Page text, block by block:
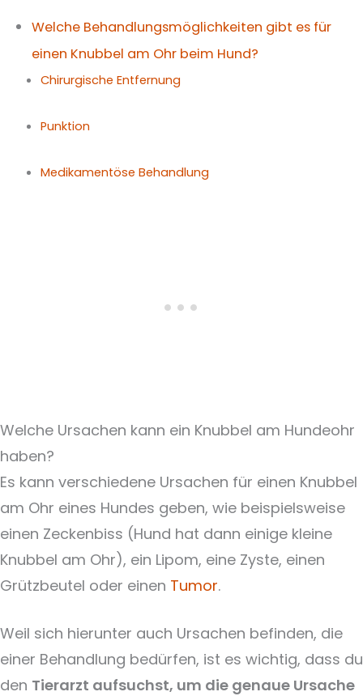
Welche Behandlungsmöglichkeiten gibt es für
einen Knubbel am Ohr beim Hund?
Chirurgische Entfernung
Punktion
Medikamentöse Behandlung
Welche Ursachen kann ein Knubbel am Hundeohr
haben?
Es kann verschiedene Ursachen für einen Knubbel
am Ohr eines Hundes geben, wie beispielsweise
einen Zeckenbiss (Hund hat dann einige kleine
Knubbel am Ohr), ein Lipom, eine Zyste, einen
Grützbeutel oder einen Tumor.
Weil sich hierunter auch Ursachen befinden, die
einer Behandlung bedürfen, ist es wichtig, dass du
den Tierarzt aufsuchst, um die genaue Ursache